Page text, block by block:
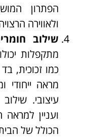
הפתרון
ולאווירה
שילוב
מתקפלות
כמו זכוכית,
מראה ייחודי
עיצובי.
ועניין
הכולל של